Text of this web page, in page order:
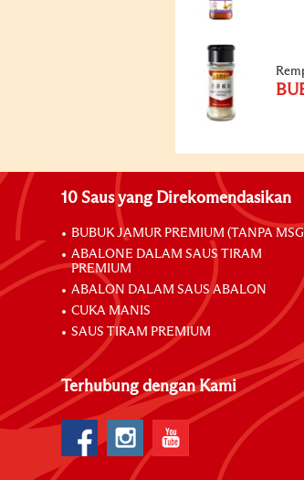
10 Saus yang Direkomendasikan
BUBUK JAMUR PREMIUM (TANPA
ABALONE DALAM SAUS TIRAM
PREMIUM
ABALON DALAM SAUS ABALON
CUKA MANIS
SAUS TIRAM PREMIUM
Terhubung dengan Kami